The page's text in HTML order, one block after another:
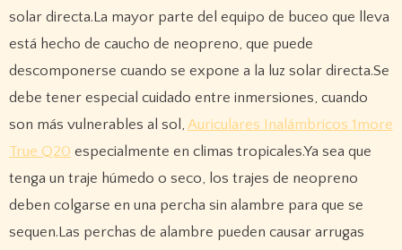
solar directa.La mayor parte del equipo de buceo que lleva
está hecho de caucho de neopreno, que puede
descomponerse cuando se expone a la luz solar directa.Se
debe tener especial cuidado entre inmersiones, cuando
son más vulnerables al sol, Auriculares Inalámbricos 1more
True Q20 especialmente en climas tropicales.Ya sea que
tenga un traje húmedo o seco, los trajes de neopreno
deben colgarse en una percha sin alambre para que se
sequen.Las perchas de alambre pueden causar arrugas